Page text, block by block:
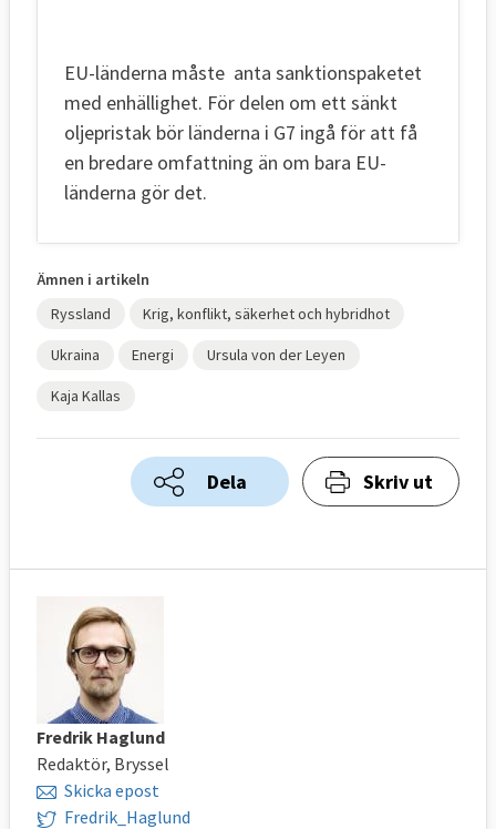
EU-länderna måste anta sanktionspaketet
med enhällighet. För delen om ett sänkt
oljepristak bör länderna i G7 ingå för att få
en bredare omfattning än om bara EU-
länderna gör det.
Ämnen i artikeln
Ryssland
Krig, konflikt, säkerhet och hybridhot
Ukraina Energi Ursula von der Leyen
Kaja Kallas
Dela Skriv ut
Fredrik Haglund
Redaktör, Bryssel
Skicka epost
Fredrik_Haglund